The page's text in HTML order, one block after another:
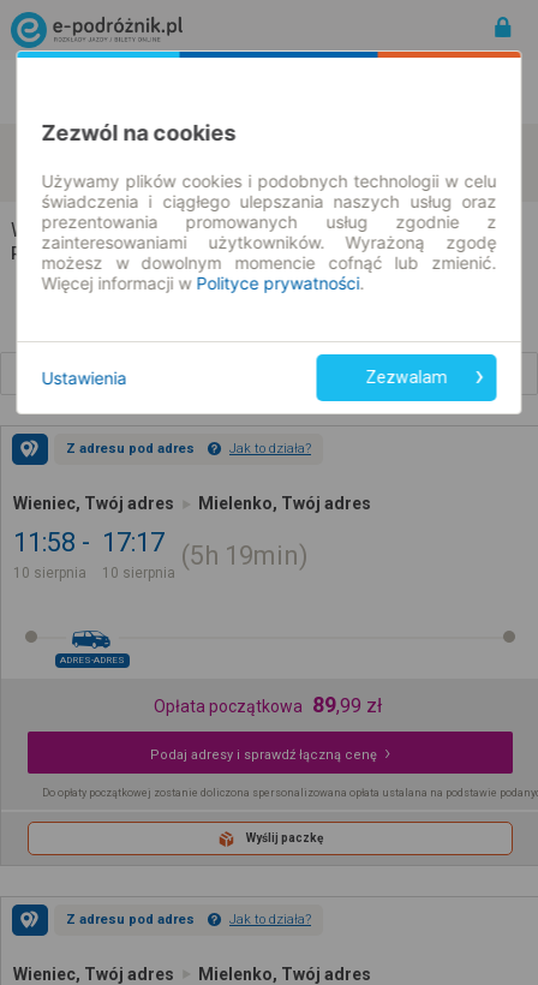
10.08.2026 | -- : --
Wieniec → Mielenko
Rozkład jazdy i bilety
Z adresu pod adres Jak to działa?
Wieniec, Twój adres Mielenko, Twój adres
11:58
10 sierpnia
17:17
10 sierpnia
5h 19min
ADRES-ADRES
Opłata początkowa 89,99 zł
Podaj adresy i sprawdź łączną cenę
Do opłaty początkowej zostanie doliczona spersonalizowana opłata ustalana na podstawie
Wyślij paczkę
Z adresu pod adres Jak to działa?
Wieniec, Twój adres Mielenko, Twój adres
Zezwól na cookies
Używamy plików cookies i podobnych technologii w celu
świadczenia i ciągłego ulepszania naszych usług oraz
prezentowania promowanych usług zgodnie z
zainteresowaniami użytkowników. Wyrażoną zgodę
możesz w dowolnym momencie cofnąć lub zmienić.
Więcej informacji w Polityce prywatności.
Ustawienia Zezwalam